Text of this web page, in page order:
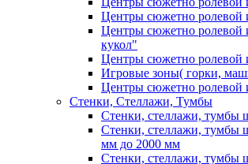
Центры сюжетно ролевой
Центры сюжетно ролевой
кукол"
Центры сюжетно ролевой
Игровые зоны( горки,
Центры сюжетно ролевой
Стенки, Стеллажи, Тумбы
Стенки, стеллажи, тумбы
Стенки, стеллажи, тумбы
мм до 2000 мм
Стенки, стеллажи, тумбы